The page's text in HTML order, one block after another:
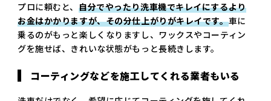
プロに頼むと、自分でやったり洗車機でキレイにするより
お金はかかりますが、その分仕上がりがキレイです。車に
乗るのがもっと楽しくなりますし、ワックスやコーティン
グを施せば、きれいな状態がもっと長続きします。
コーティングなどを施工してくれる業者もいる